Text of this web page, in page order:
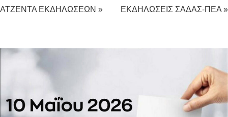
ΑΤΖΕΝΤΑ ΕΚΔΗΛΩΣΕΩΝ » ΕΚΔΗΛΩΣΕΙΣ ΣΑΔΑΣ-ΠΕΑ »